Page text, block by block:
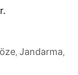
, Jandarma,